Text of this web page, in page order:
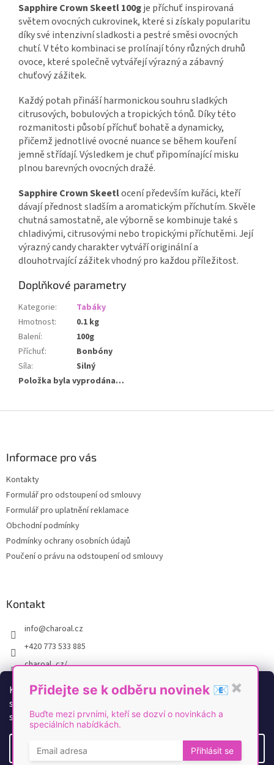
K personalizaci obsahu a reklam, poskytování funkcí
sociálních médií a analýze naší návštěvnosti využíváme
soubory cookies. Více informacízde.
Sapphire Crown Skeetl 100gje příchuť inspirovaná
světem ovocných cukrovinek, které si získaly popularitu
díky své intenzivní sladkosti a pestré směsi ovocných
chutí. V této kombinaci se prolínají tóny různých druhů
ovoce, které společně vytvářejí výrazný a zábavný
chuťový zážitek.
Každý potah přináší harmonickou souhru sladkých
citrusových, bobulových a tropických tónů. Díky této
rozmanitosti působí příchuť bohatě a dynamicky,
přičemž jednotlivé ovocné nuance se během kouření
jemně střídají. Výsledkem je chuť připomínající misku
plnou barevných ovocných dražé.
Sapphire Crown Skeetlocení především kuřáci, kteří
dávají přednost sladším a aromatickým příchutím. Skvěle
chutná samostatně, ale výborně se kombinuje také s
chladivými, citrusovými nebo tropickými příchutěmi. Její
výrazný candy charakter vytváří originální a
dlouhotrvající zážitek vhodný pro každou příležitost.
Doplňkové parametry
Kategorie:
Tabáky
Hmotnost:
0.1 kg
Balení:
100g
Příchuť:
Bonbóny
Síla:
Silný
Položka byla vyprodána…
Informace pro vás
Kontakty
Formulář pro odstoupení od smlouvy
Formulář pro uplatnění reklamace
Obchodní podmínky
Podmínky ochrany osobních údajů
Poučení o právu na odstoupení od smlouvy
Kontakt
info@charoal.cz
+420 773 533 885
charoal_cz/
https://www.youtube.com/@Charoal
Vytvořil Shoptet
Přidejte se k odběru novinek 📧 ✖
Buďte mezi prvními, kteří se dozví o novinkách a
speciálních nabídkách.
Přihlásit se